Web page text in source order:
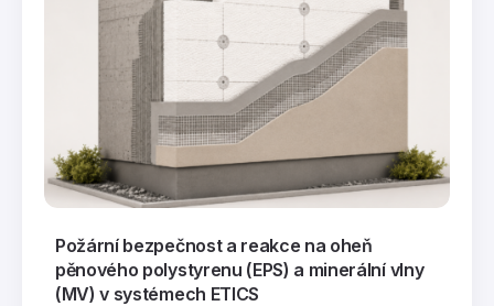
Požární bezpečnost a reakce na oheň
pěnového polystyrenu (EPS) a minerální vlny
(MV) v systémech ETICS